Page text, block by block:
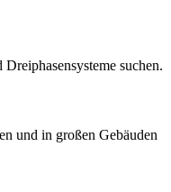
suchen.
und in großen Gebäuden